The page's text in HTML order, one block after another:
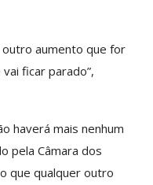
outro aumento que for
ficar parado”,
haverá mais nenhum
pela Câmara dos
que qualquer outro